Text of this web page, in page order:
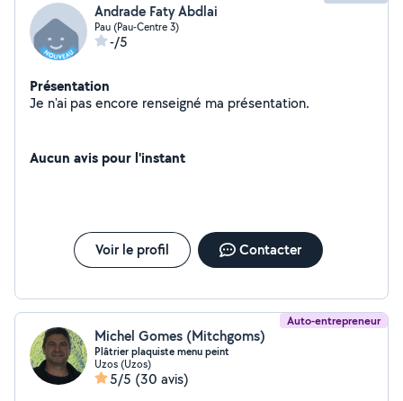
Andrade Faty Abdlai
Pau (Pau-Centre 3)
-/5
Présentation
Je n'ai pas encore renseigné ma présentation.
Aucun avis pour l'instant
Voir le profil Contacter
Auto-entrepreneur
Michel Gomes (Mitchgoms)
Plâtrier plaquiste menu peint
Uzos (Uzos)
5/5 (30 avis)